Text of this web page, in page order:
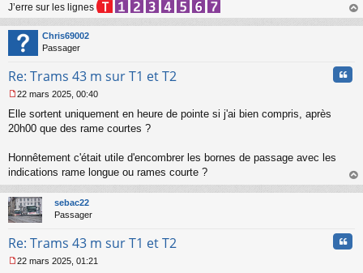
g
e
n
o
n
u
J’erre sur les lignes
au
Chris69002
Passager
Re: Trams 43 m sur T1 et T2
e
s
g
e
n
o
n
l
22 mars 2025, 00:40
Elle sortent uniquement en heure de pointe si j'ai bien compris, après
20h00 que des rame courtes ?
Honnêtement c'était utile d'encombrer les bornes de passage avec les
indications rame longue ou rames courte ?
au
sebac22
Passager
Re: Trams 43 m sur T1 et T2
22 mars 2025, 01:21